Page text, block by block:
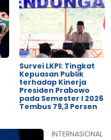
Survei LKPI: Tingkat
Kepuasan Publik
terhadap Kinerja
Presiden Prabowo
pada Semester I 2026
Tembus 79,3 Persen
INTERNASIONAL